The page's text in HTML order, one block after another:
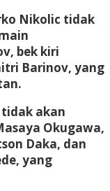
Nikolic tidak
bek kiri
Barinov, yang
tidak akan
Okugawa,
Daka, dan
yang